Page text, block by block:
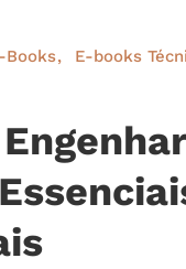
Books E-books